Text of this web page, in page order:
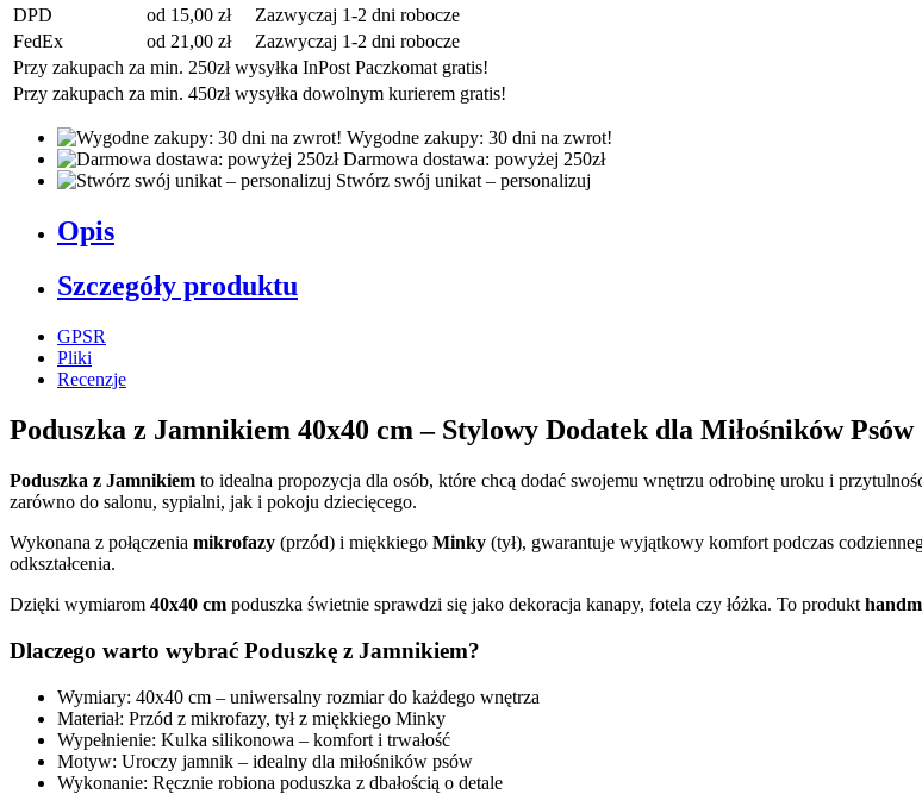
DPD
od 15,00 zł
Zazwyczaj 1-2 dni robocze
FedEx
od 21,00 zł
Zazwyczaj 1-2 dni robocze
Przy zakupach za min. 250zł wysyłka InPost Paczkomat gratis!
Przy zakupach za min. 450zł wysyłka dowolnym kurierem gratis!
Wygodne zakupy: 30 dni na zwrot!
Darmowa dostawa: powyżej 250zł
Stwórz swój unikat – personalizuj
Opis
Szczegóły produktu
GPSR
Pliki
Recenzje
Poduszka z Jamnikiem 40x40 cm – Stylowy Dodatek dla Miłośników Psów
Poduszka z Jamnikiem to idealna propozycja dla osób, które chcą dodać swojemu wnętrzu odrobinę uroku i
zarówno do salonu, sypialni, jak i pokoju dziecięcego.
Wykonana z połączenia mikrofazy (przód) i miękkiego Minky (tył), gwarantuje wyjątkowy komfort podczas
odkształcenia.
Dzięki wymiarom 40x40 cm poduszka świetnie sprawdzi się jako dekoracja kanapy, fotela czy łóżka. To produkt
Dlaczego warto wybrać Poduszkę z Jamnikiem?
Wymiary: 40x40 cm – uniwersalny rozmiar do każdego wnętrza
Materiał: Przód z mikrofazy, tył z miękkiego Minky
Wypełnienie: Kulka silikonowa – komfort i trwałość
Motyw: Uroczy jamnik – idealny dla miłośników psów
Wykonanie: Ręcznie robiona poduszka z dbałością o detale